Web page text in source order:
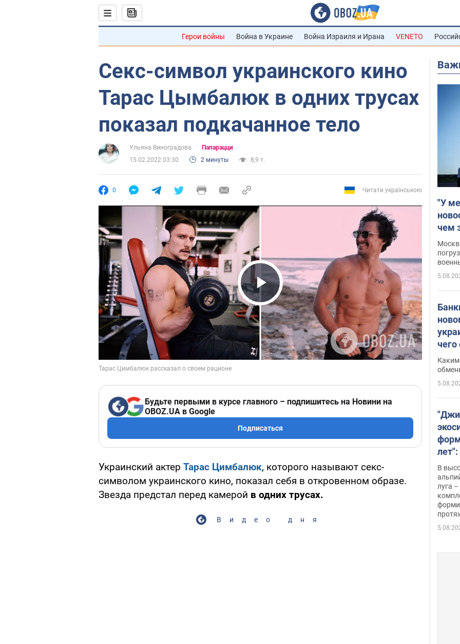
Герои войны Война в Украине Война Израиля и Ирана VENETO
Секс-символ украинского кино
Тарас Цымбалюк в одних трусах
показал подкачанное тело
Ульяна Виноградова
Папарацци
15.02.2022 03:30
2 минуты 8,9 т.
0 Читати українською
Play Video
Будьте первыми в курсе главного – подпишитесь на Новини на
OBOZ.UA в Google
Подписаться
Украинский актер Тарас Цимбалюк, которого называют секс-
символом украинского кино, показал себя в откровенном образе.
Звезда предстал перед камерой в одних трусах.
Видео дня
"У
чем
Каким
В
луга